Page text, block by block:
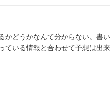
かどうかなんて分からない。書
ている情報と合わせて予想は出